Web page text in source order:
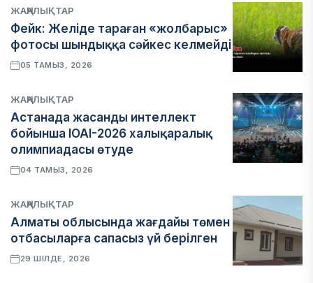
ЖАҢАЛЫҚТАР
Фейк: Желіде тараған «жолбарыс»
фотосы шындыққа сәйкес келмейді
05 ТАМЫЗ, 2026
ЖАҢАЛЫҚТАР
Астанада жасанды интеллект
бойынша IOAI-2026 халықаралық
олимпиадасы өтуде
04 ТАМЫЗ, 2026
ЖАҢАЛЫҚТАР
Алматы облысында жағдайы төмен
отбасыларға сапасыз үй берілген
29 ШІЛДЕ, 2026